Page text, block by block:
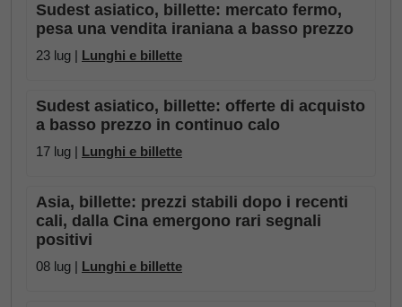
Sudest asiatico, billette: mercato fermo,
pesa una vendita iraniana a basso prezzo
23 lug | Lunghi e billette
Sudest asiatico, billette: offerte di acquisto
a basso prezzo in continuo calo
17 lug | Lunghi e billette
Asia, billette: prezzi stabili dopo i recenti
cali, dalla Cina emergono rari segnali
positivi
08 lug | Lunghi e billette